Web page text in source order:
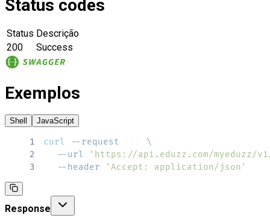
Status codes
Status Descrição
200
Success
Exemplos
Shell JavaScript
1 curl --request
\
2
--url
'https://api.eduzz.com/myeduzz/
3
--header 'Accept: application/json'
Response